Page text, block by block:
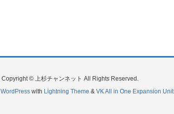
Copyright © 上杉チャンネット All Rights Reserved.
WordPresswith Lightning Theme & VK All in One Expansion Unit